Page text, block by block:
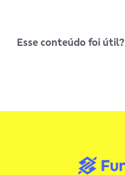
Esse conteúdo foi útil?